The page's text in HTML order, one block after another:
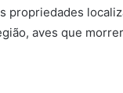
propriedades
aves que